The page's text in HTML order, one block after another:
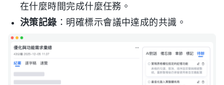
在什麼時間完成什麼任務。
決策記錄 ：明確標示會議中達成的共識。